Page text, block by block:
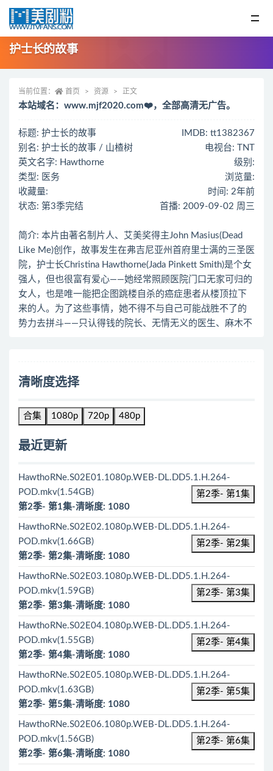
护士长的故事
当前位置： 首页 资源 正文
本站域名：www.mjf2020.com❤️，全部高清无广告。
标题: 护士长的故事
IMDB: tt1382367
别名: 护士长的故事 / 山楂树
电视台: TNT
英文名字: Hawthorne
级别:
类型: 医务
浏览量:
收藏量:
时间: 2年前
状态: 第3季完结
首播: 2009-09-02 周三
简介: 本片由著名制片人、艾美奖得主John Masius(Dead
Like Me)创作，故事发生在弗吉尼亚州首府里士满的三圣医
院，护士长Christina Hawthorne(Jada Pinkett Smith)是个女
强人，但也很富有爱心——她经常照顾医院门口无家可归的
女人，也是唯一能把企图跳楼自杀的癌症患者从楼顶拉下
来的人。为了这些事情，她不得不与自己可能战胜不了的
势力去拼斗——只认得钱的院长、无情无义的医生、麻木不
清晰度选择
合集 1080p 720p 480p
最近更新
HawthoRNe.S02E01.1080p.WEB-DL.DD5.1.H.264-
POD.mkv(1.54GB)
第2季- 第1集
第2季- 第1集-清晰度: 1080
HawthoRNe.S02E02.1080p.WEB-DL.DD5.1.H.264-
POD.mkv(1.66GB)
第2季- 第2集
第2季- 第2集-清晰度: 1080
HawthoRNe.S02E03.1080p.WEB-DL.DD5.1.H.264-
POD.mkv(1.59GB)
第2季- 第3集
第2季- 第3集-清晰度: 1080
HawthoRNe.S02E04.1080p.WEB-DL.DD5.1.H.264-
POD.mkv(1.55GB)
第2季- 第4集
第2季- 第4集-清晰度: 1080
HawthoRNe.S02E05.1080p.WEB-DL.DD5.1.H.264-
POD.mkv(1.63GB)
第2季- 第5集
第2季- 第5集-清晰度: 1080
HawthoRNe.S02E06.1080p.WEB-DL.DD5.1.H.264-
POD.mkv(1.56GB)
第2季- 第6集
第2季- 第6集-清晰度: 1080